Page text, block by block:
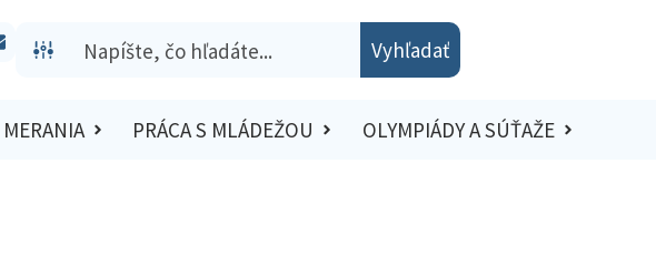
Vyhľadať
MERANIA PRÁCA S MLÁDEŽOU OLYMPIÁDY A SÚŤAŽE